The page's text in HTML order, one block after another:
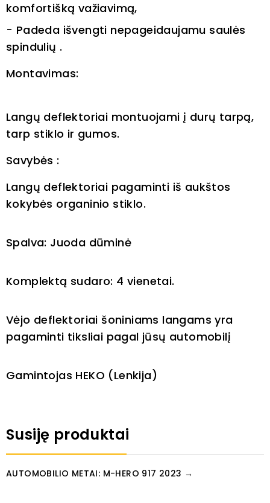
komfortišką važiavimą,
- Padeda išvengti nepageidaujamu saulės
spindulių .
Montavimas:
Langų deflektoriai montuojami į durų tarpą,
tarp stiklo ir gumos.
Savybės :
Langų deflektoriai pagaminti iš aukštos
kokybės organinio stiklo.
Spalva: Juoda dūminė
Komplektą sudaro: 4 vienetai.
Vėjo deflektoriai šoniniams langams yra
pagaminti tiksliai pagal jūsų automobilį
Gamintojas HEKO (Lenkija)
Susiję produktai
AUTOMOBILIO METAI: M-HERO 917 2023 →